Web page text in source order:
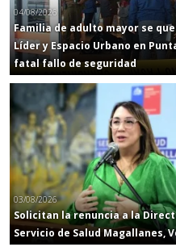
04/08/2026
Familia de adulto mayor se
Líder y Espacio Urbano en
fatal fallo de seguridad
03/08/2026
Solicitan la renuncia a la
Servicio de Salud Magallanes,